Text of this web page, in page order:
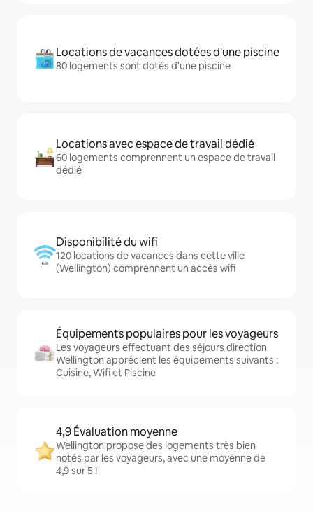
Locations de vacances dotées d'une piscine
80 logements sont dotés d'une piscine
Locations avec espace de travail dédié
60 logements comprennent un espace de travail
dédié
Disponibilité du wifi
120 locations de vacances dans cette ville
(Wellington) comprennent un accès wifi
Équipements populaires pour les voyageurs
Les voyageurs effectuant des séjours direction
Wellington apprécient les équipements suivants :
Cuisine, Wifi et Piscine
4,9 Évaluation moyenne
Wellington propose des logements très bien
notés par les voyageurs, avec une moyenne de
4,9 sur 5 !